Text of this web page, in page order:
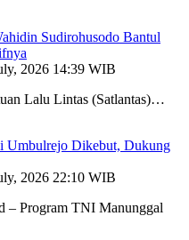
Sudirohusodo Bantul
2026 14:39 WIB
Lalu Lintas (Satlantas)…
Umbulrejo Dikebut, Dukung
2026 22:10 WIB
Program TNI Manunggal